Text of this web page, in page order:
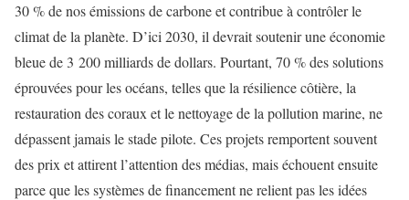
30 % de nos émissions de carbone et contribue à contrôler le
climat de la planète. D’ici 2030, il devrait soutenir une économie
bleue de 3 200 milliards de dollars. Pourtant, 70 % des solutions
éprouvées pour les océans, telles que la résilience côtière, la
restauration des coraux et le nettoyage de la pollution marine, ne
dépassent jamais le stade pilote. Ces projets remportent souvent
des prix et attirent l’attention des médias, mais échouent ensuite
parce que les systèmes de financement ne relient pas les idées